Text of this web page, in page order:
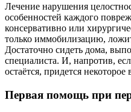
Лечение нарушения
особенностей каждого
консервативно или
только иммобилизацию,
Достаточно сидеть дома,
специалиста. И, напротив,
остаётся, придется
Первая помощь при